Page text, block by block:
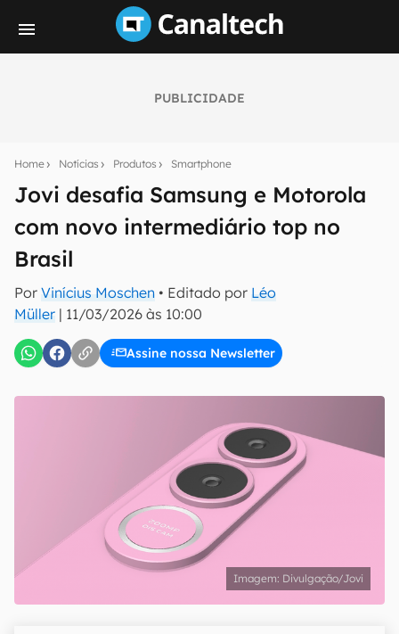
PUBLICIDADE
Home Notícias Produtos Smartphone
Jovi desafia Samsung e Motorola
com novo intermediário top no
Brasil
Por Vinícius Moschen • Editado por Léo
Müller | 11/03/2026 às 10:00
Assine nossa Newsletter
notícias e reviews sobre tecnologia em primeira
mão.
E-mail
inscreva-se
Confirmo que li, aceito e concordo com os Termos de
Uso e Política de Privacidade do Canaltech.
Divulgação/Jovi